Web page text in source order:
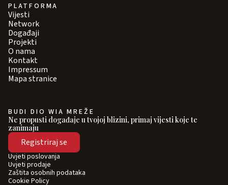
PLATFORMA
Vijesti
Network
Događaji
Projekti
O nama
Kontakt
Impressum
Mapa stranice
BUDI DIO WIA MREŽE
Ne propusti događaje u tvojoj blizini, primaj vijesti koje te
zanimaju
Registriraj se
Uvjeti poslovanja
Uvjeti prodaje
Zaštita osobnih podataka
Cookie Policy